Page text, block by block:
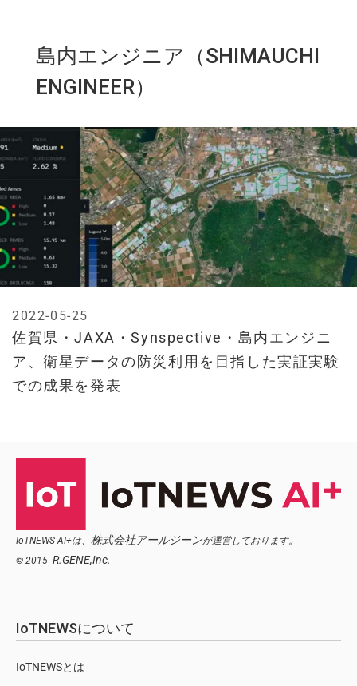
島内エンジニア（SHIMAUCHI
ENGINEER）
佐賀県・JAXA・Synspective・島内エンジニ
ア、衛星データの防災利用を目指した実証実験
での成果を発表
2022-05-25
IoTNEWS AI+は、 株式会社アールジーンが運営しております。
© 2015- R.GENE,Inc.
IoTNEWSについて
IoTNEWSとは